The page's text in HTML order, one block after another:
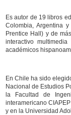
Es autor de 19 libros
Colombia, Argentina
Prentice Hall) y de
interactivo
académicos
En Chile ha sido
Nacional de Estudios
la Facultad de
interamericano
y en la Universidad